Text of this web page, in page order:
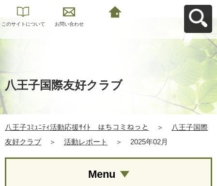
このサイトについて お問い合わせ
八王子国際友好クラブ
八王子ｺﾐｭﾆﾃｨ活動応援ｻｲﾄ はちコミねっと ＞
八王子国際
友好クラブ
＞ 活動レポート ＞ 2025年02月
Menu